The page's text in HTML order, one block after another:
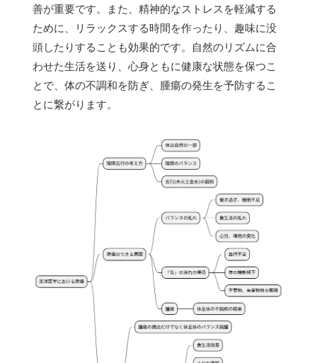
善が重要です。また、精神的なストレスを軽減する
ために、リラックスする時間を作ったり、趣味に没
頭したりすることも効果的です。自然のリズムに合
わせた生活を送り、心身ともに健康な状態を保つこ
とで、体の不調和を防ぎ、腫瘍の発生を予防するこ
とに繋がります。